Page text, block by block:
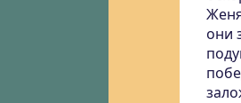
они